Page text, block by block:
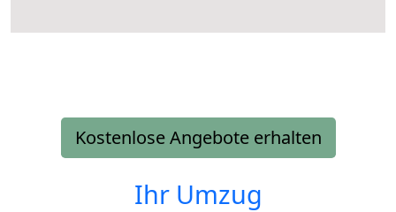
Kostenlose Angebote erhalten
Ihr Umzug